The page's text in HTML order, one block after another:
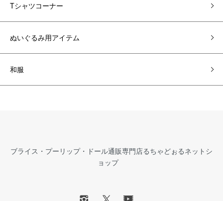
Tシャツコーナー
ぬいぐるみ用アイテム
和服
ブライス・プーリップ・ドール通販専門店るちゃどぉるネットシ
ョップ